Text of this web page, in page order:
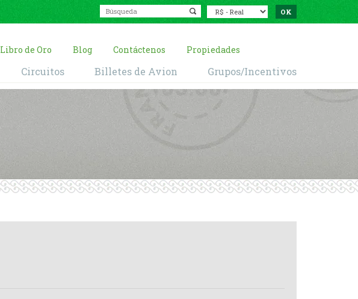
Libro de Oro Blog Contáctenos Propiedades
Circuitos Billetes de Avion Grupos/Incentivos